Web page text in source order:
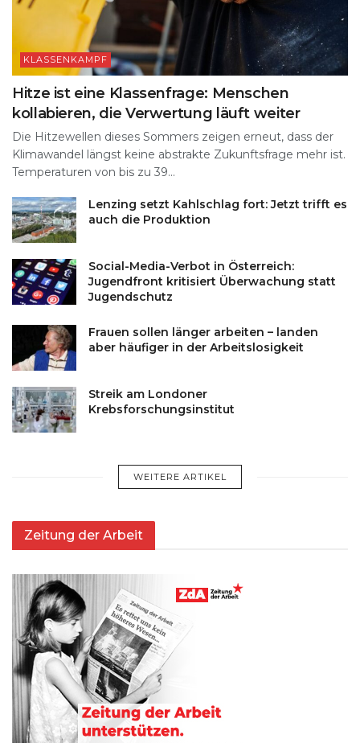
KLASSENKAMPF
Hitze ist eine Klassenfrage: Menschen
kollabieren, die Verwertung läuft weiter
Die Hitzewellen dieses Sommers zeigen erneut, dass der
Klimawandel längst keine abstrakte Zukunftsfrage mehr ist.
Temperaturen von bis zu 39...
Lenzing setzt Kahlschlag fort: Jetzt trifft es
auch die Produktion
Social-Media-Verbot in Österreich:
Jugendfront kritisiert Überwachung statt
Jugendschutz
Frauen sollen länger arbeiten – landen
aber häufiger in der Arbeitslosigkeit
Streik am Londoner
Krebsforschungsinstitut
WEITERE ARTIKEL
Zeitung der Arbeit